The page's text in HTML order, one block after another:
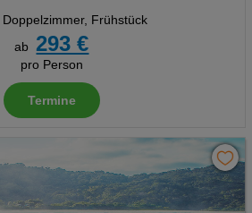
Doppelzimmer, Frühstück
ab
293 €
pro Person
Termine